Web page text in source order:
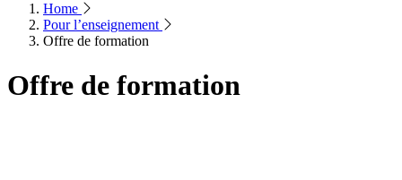
Home
Pour l’enseignement
Offre de formation
Offre de formation